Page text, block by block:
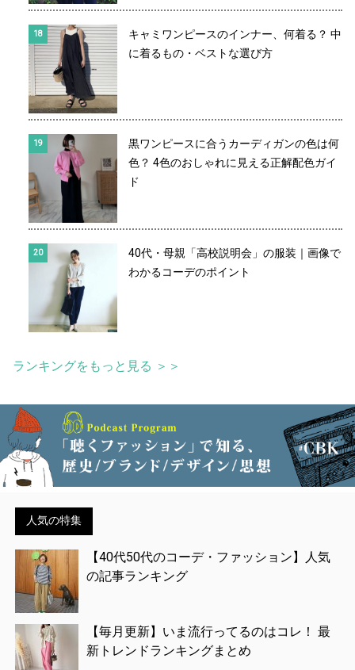
キャミワンピースのインナー、何着る？ 中
に着るもの・ベストな選び方
黒ワンピースに合うカーディガンの色は何
色？ 4色のおしゃれに見える正解配色ガイ
ド
40代・母親「高校説明会」の服装｜画像で
わかるコーデのポイント
ランキングをもっと見る ＞＞
人気の特集
【40代50代のコーデ・ファッション】人気
の記事ランキング
【毎月更新】いま流行ってるのはコレ！ 最
新トレンドランキングまとめ